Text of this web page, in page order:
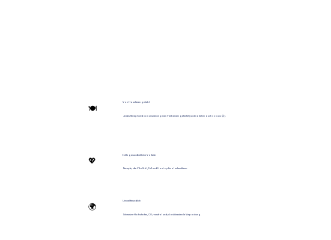
💖
Echte gesundheitliche Vorteile
Rezepte, die Vitalität, Fell und Haut optimal unterstützen.
🌍
Umweltfreundlich
Schweizer Hofzutaten, CO₂-neutral und plastikneutrale Verpackung.
🍽️
Von Haustieren geliebt
Jedes Rezept wird von unseren eigenen Vierbeinern getestet (und natürlich auch von uns 😉).